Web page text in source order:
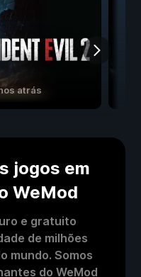
atrás
jogos em
WeMod
e gratuito
de milhões
mundo. Somos
do WeMod